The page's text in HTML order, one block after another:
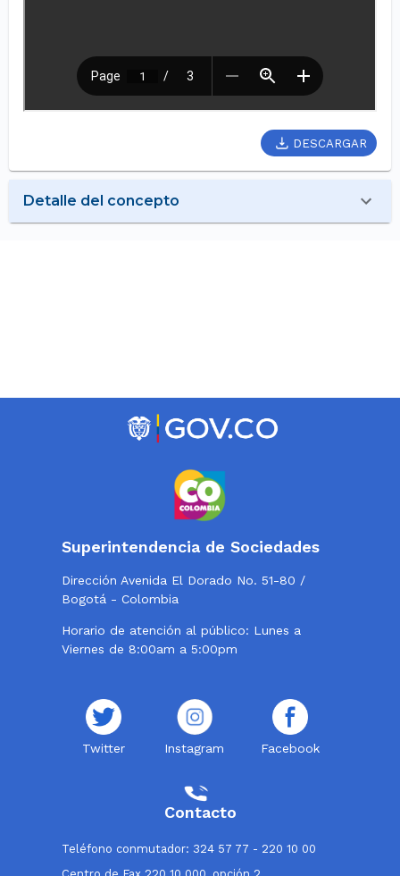
DESCARGAR
Detalle del concepto
Superintendencia de Sociedades
Dirección Avenida El Dorado No. 51-80 /
Bogotá - Colombia
Horario de atención al público: Lunes a
Viernes de 8:00am a 5:00pm
Twitter Instagram Facebook
Contacto
Teléfono conmutador: 324 57 77 - 220 10 00